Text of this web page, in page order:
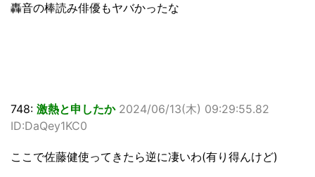
轟音の棒読み俳優もヤバかったな
748: 激熱と申したか 2024/06/13(木) 09:29:55.82
ID:DaQey1KC0
ここで佐藤健使ってきたら逆に凄いわ(有り得んけど)